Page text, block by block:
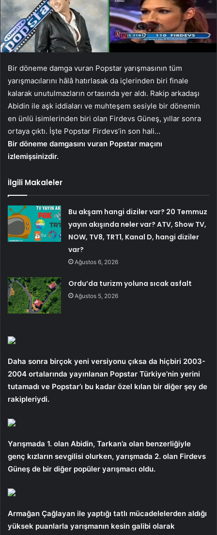
Bir döneme damga vuran Popstar yarışmasının tüm
yarışmacılarını hâlâ hatırlasak da içlerinden biri finale
kalarak unutulmazların ortasında yer aldı. Rakip arkadaşı
Abidin ile aşk iddiaları ve muhteşem sesiyle bir dönemin
en ünlü isimlerinden biri olan Firdevs Güneş, yıllar sonra
ortaya çıktı. İşte Popstar Firdevs’in son hali…
Bir döneme damgasını vuran Popstar maçını
izlemişsinizdir.
İlgili Makaleler
Bu akşam hangi diziler var? 20 Temmuz
yayın akışında neler var? ATV, Show TV,
NOW, TV8, TRT1, Kanal D, hangi diziler
var?
Ağustos 6, 2026
Ordu’da turizm yoluna sıcak asfalt
Ağustos 5, 2026
Daha sonra birçok yeni versiyonu çıksa da hiçbiri 2003-
2004 ortalarında yayınlanan Popstar Türkiye’nin yerini
tutamadı ve Popstar’ı bu kadar özel kılan bir diğer şey de
rakipleriydi.
Yarışmada 1. olan Abidin, Tarkan’a olan benzerliğiyle
genç kızların sevgilisi olurken, yarışmada 2. olan Firdevs
Güneş de bir diğer popüler yarışmacı oldu.
Armağan Çağlayan ile yaptığı tatlı mücadelelerden aldığı
yüksek puanlarla yarışmanın kesin galibi olarak